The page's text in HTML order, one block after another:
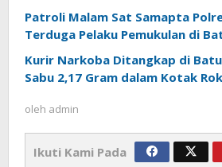
Patroli Malam Sat Samapta
Terduga Pelaku Pemukulan di
Kurir Narkoba Ditangkap di
Sabu 2,17 Gram dalam Kotak
oleh admin
Ikuti Kami Pada